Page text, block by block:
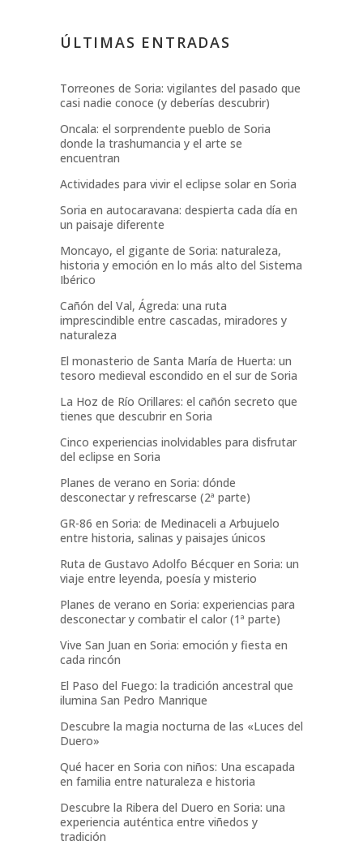
ÚLTIMAS ENTRADAS
Torreones de Soria: vigilantes del pasado que
casi nadie conoce (y deberías descubrir)
Oncala: el sorprendente pueblo de Soria
donde la trashumancia y el arte se
encuentran
Actividades para vivir el eclipse solar en Soria
Soria en autocaravana: despierta cada día en
un paisaje diferente
Moncayo, el gigante de Soria: naturaleza,
historia y emoción en lo más alto del Sistema
Ibérico
Cañón del Val, Ágreda: una ruta
imprescindible entre cascadas, miradores y
naturaleza
El monasterio de Santa María de Huerta: un
tesoro medieval escondido en el sur de Soria
La Hoz de Río Orillares: el cañón secreto que
tienes que descubrir en Soria
Cinco experiencias inolvidables para disfrutar
del eclipse en Soria
Planes de verano en Soria: dónde
desconectar y refrescarse (2ª parte)
GR-86 en Soria: de Medinaceli a Arbujuelo
entre historia, salinas y paisajes únicos
Ruta de Gustavo Adolfo Bécquer en Soria: un
viaje entre leyenda, poesía y misterio
Planes de verano en Soria: experiencias para
desconectar y combatir el calor (1ª parte)
Vive San Juan en Soria: emoción y fiesta en
cada rincón
El Paso del Fuego: la tradición ancestral que
ilumina San Pedro Manrique
Descubre la magia nocturna de las «Luces del
Duero»
Qué hacer en Soria con niños: Una escapada
en familia entre naturaleza e historia
Descubre la Ribera del Duero en Soria: una
experiencia auténtica entre viñedos y
tradición